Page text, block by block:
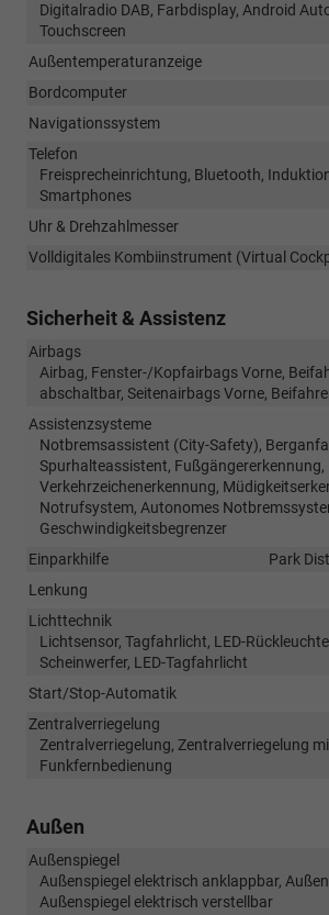
Digitalradio DAB, Farbdisplay, Android
Touchscreen
Außentemperaturanzeige
Bordcomputer
Navigationssystem
Telefon
Freisprecheinrichtung, Bluetooth,
Smartphones
Uhr & Drehzahlmesser
Volldigitales Kombiinstrument (Virtual
Sicherheit & Assistenz
Airbags
Airbag, Fenster-/Kopfairbags Vorne,
abschaltbar, Seitenairbags Vorne,
Assistenzsysteme
Notbremsassistent (City-Safety),
Spurhalteassistent, Fußgängererkennung,
Verkehrzeichenerkennung,
Notrufsystem, Autonomes
Geschwindigkeitsbegrenzer
Einparkhilfe
Park
Lenkung
Lichttechnik
Lichtsensor, Tagfahrlicht, LED-
Scheinwerfer, LED-Tagfahrlicht
Start/Stop-Automatik
Zentralverriegelung
Zentralverriegelung, Zentralverriegelung
Funkfernbedienung
Außen
Außenspiegel
Außenspiegel elektrisch anklappbar,
Außenspiegel elektrisch verstellbar